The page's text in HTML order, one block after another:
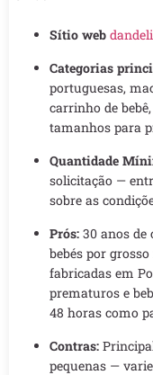
Sítio web
Categorias
portuguesas,
carrinho de
tamanhos para
Quantidade
solicitação —
sobre as
Prós: 30 anos
bebés por
fabricadas em
prematuros e
48 horas como
Contras:
pequenas —